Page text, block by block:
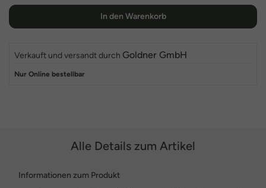
In den Warenkorb
Verkauft und versandt durch Goldner GmbH
Nur Online bestellbar
Alle Details zum Artikel
Informationen zum Produkt